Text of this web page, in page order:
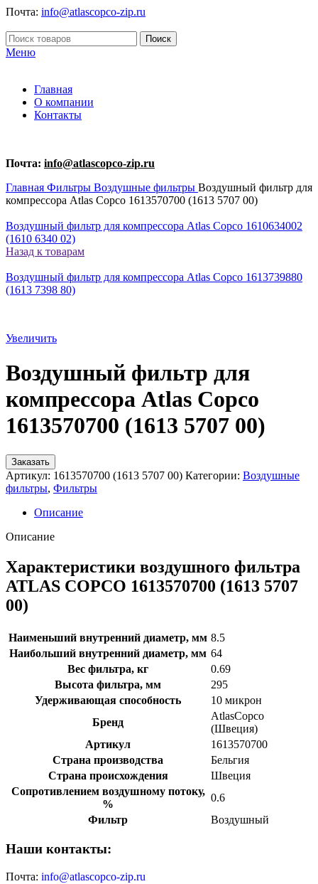
Почта: info@atlascopco-zip.ru
Поиск
Меню
Главная
О компании
Контакты
Почта: info@atlascopco-zip.ru
Главная Фильтры Воздушные фильтры Воздушный фильтр для
компрессора Atlas Copco 1613570700 (1613 5707 00)
Воздушный фильтр для компрессора Atlas Copco 1610634002
(1610 6340 02)
Назад к товарам
Воздушный фильтр для компрессора Atlas Copco 1613739880
(1613 7398 80)
Увеличить
Воздушный фильтр для
компрессора Atlas Copco
1613570700 (1613 5707 00)
Заказать
Артикул: 1613570700 (1613 5707 00) Категории: Воздушные
фильтры, Фильтры
Описание
Описание
Характеристики воздушного фильтра
ATLAS COPCO 1613570700 (1613 5707
00)
Наименьший внутренний диаметр, мм 8.5
Наибольший внутренний диаметр, мм 64
Вес фильтра, кг
0.69
Высота фильтра, мм
295
Удерживающая способность
10 микрон
Бренд
AtlasCopco
(Швеция)
Артикул
1613570700
Страна производства
Бельгия
Страна происхождения
Швеция
Сопротивлением воздушному потоку,
%
0.6
Фильтр
Воздушный
Наши контакты:
Почта: info@atlascopco-zip.ru